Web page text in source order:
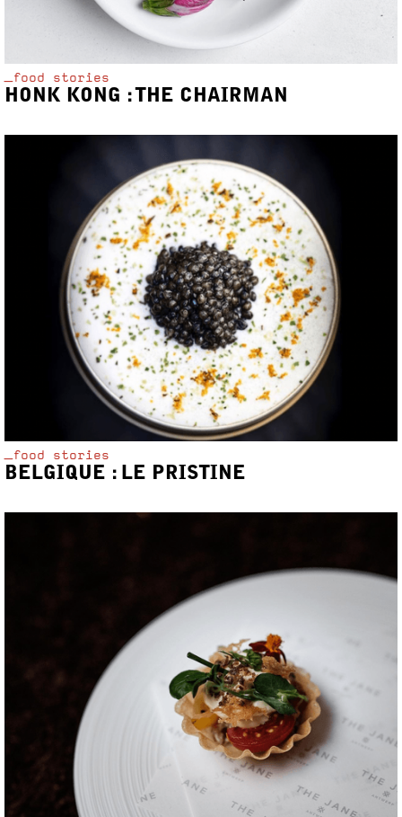
_food stories
HONK KONG : THE CHAIRMAN
_food stories
BELGIQUE : LE PRISTINE